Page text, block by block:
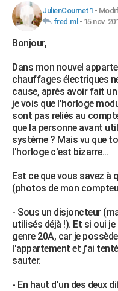
Essais
Réserver un essai
Citadines
Berlines
SUV
Forum auto
HIGH-TECH
Mobiles
Meilleur smartphone
Internet
Ordinateurs
Jeux vidéo
Guide high-tech
Guides de France
Escapades
Patrimoine
Expositions
Musées
Week-end nature
+LIFESTYLE
Art de vivre
Bien-être
Loisirs
Mode
Modes de vie
SANTE
Alimentation
Guide de la santé
Maladies
Médicaments
Sommeil
VOYAGE
Destinations
City break
Voyage nature
Voyage de noces
Forum
Climat
+PHOTO
GUIDES D'ACHAT
CARTE DE VOEUX
Carte de Noël
Carte Bonne année
Carte Saint-Valentin
Carte Pâques
Carte d'anniversaire
DICTIONNAIRE
PROGRAMME TV
JulienCournet1 -
fred.ml - 15 nov.
Bonjour,
Dans mon nouvel
chauffages électriques
cause, après avoir fait
je vois que l'horloge
sont pas reliés au
que la personne avant
système ? Mais vu que
l'horloge c'est bizarre...
Est ce que vous savez à
(photos de mon
- Sous un disjoncteur
utilisés déjà !). Et si oui
genre 20A, car je
l'appartement et j'ai
sauter.
- En haut d'un des deux